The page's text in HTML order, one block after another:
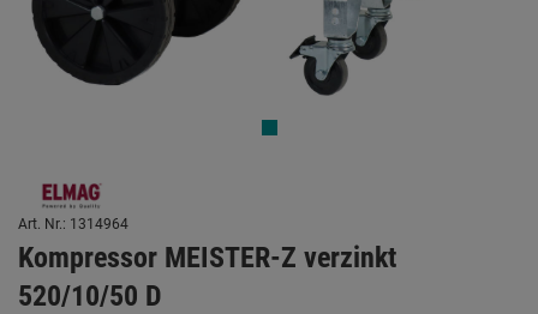
Art. Nr.: 1314964
Kompressor MEISTER-Z verzinkt
520/10/50 D